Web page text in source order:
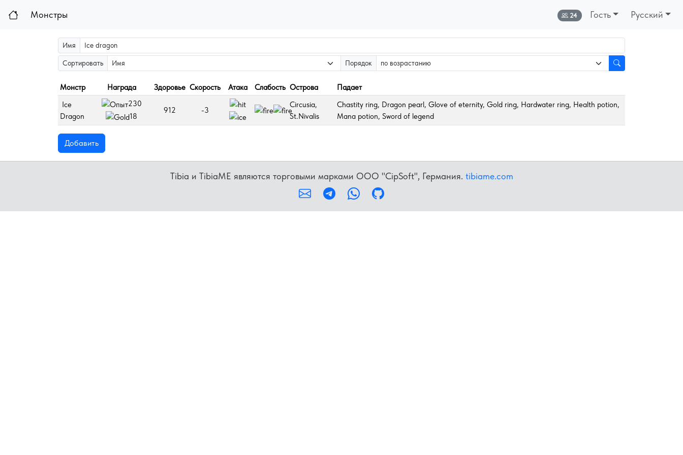
Монстры Онлайн:
24 Гость Русский
Имя
Сортировать Порядок
Монстр Награда Здоровье Скорость Атака Слабость Острова
Падает
Ice
Dragon
230
18
912 -3
Circusia,
St.Nivalis
Chastity ring, Dragon pearl, Glove of eternity, Gold ring, Hardwater ring, Health potion,
Mana potion, Sword of legend
Добавить
Tibia и TibiaME являются торговыми марками OOO "CipSoft", Германия. tibiame.com